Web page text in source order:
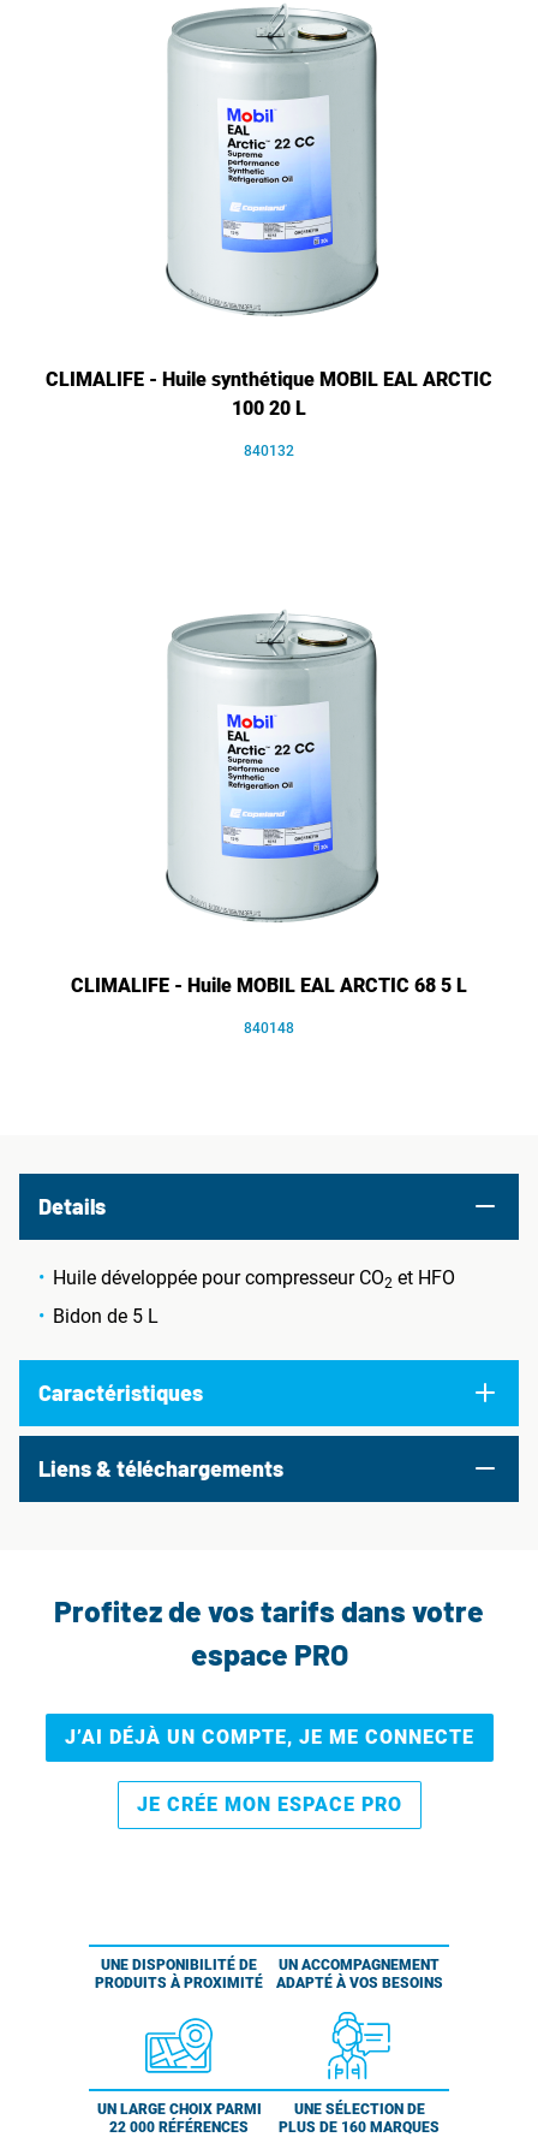
CLIMALIFE - Huile synthétique MOBIL EAL ARCTIC
100 20 L
840132
CLIMALIFE - Huile MOBIL EAL ARCTIC 68 5 L
840148
Details
Huile développée pour compresseur CO2 et HFO
Bidon de 5 L
Caractéristiques
Liens & téléchargements
Profitez de vos tarifs dans votre
espace PRO
J’AI DÉJÀ UN COMPTE, JE ME CONNECTE
JE CRÉE MON ESPACE PRO
UNE DISPONIBILITÉ DE
PRODUITS À PROXIMITÉ
UN ACCOMPAGNEMENT
ADAPTÉ À VOS BESOINS
UN LARGE CHOIX PARMI
22 000 RÉFÉRENCES
UNE SÉLECTION DE
PLUS DE 160 MARQUES